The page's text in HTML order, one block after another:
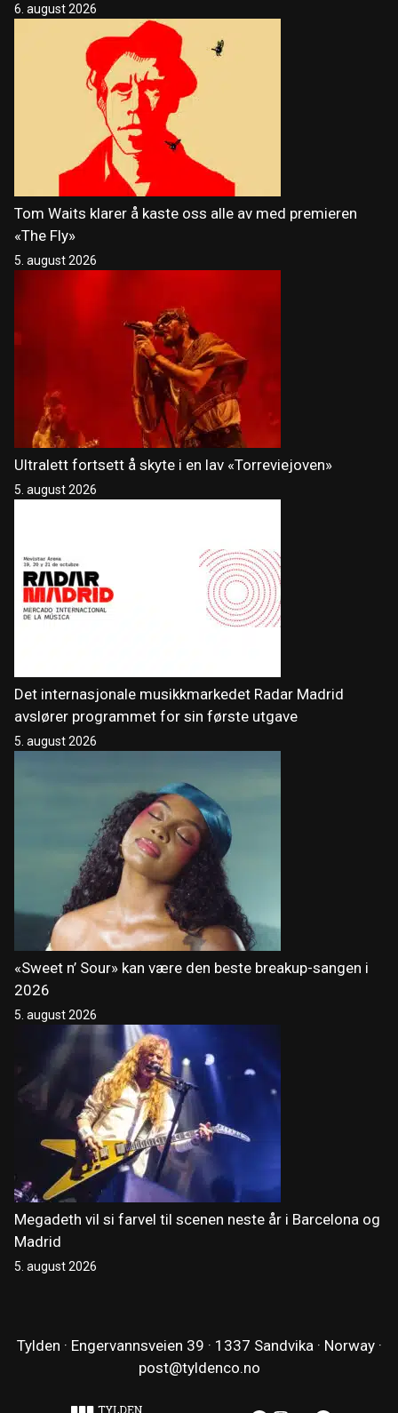
6. august 2026
Tom Waits klarer å kaste oss alle av med premieren
«The Fly»
5. august 2026
Ultralett fortsett å skyte i en lav «Torreviejoven»
5. august 2026
Det internasjonale musikkmarkedet Radar Madrid
avslører programmet for sin første utgave
5. august 2026
«Sweet n’ Sour» kan være den beste breakup-sangen i
2026
5. august 2026
Megadeth vil si farvel til scenen neste år i Barcelona og
Madrid
5. august 2026
Tylden · Engervannsveien 39 · 1337 Sandvika · Norway ·
post@tyldenco.no